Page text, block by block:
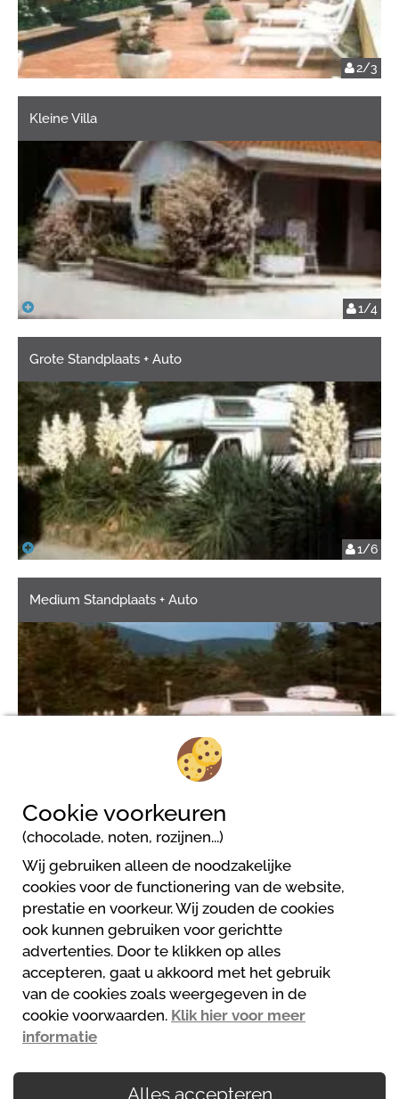
2/3
1/4
Kleine Villa
1/6
Grote Standplaats + Auto
Medium Standplaats + Auto
Camping Amiata
Via Roma, 15
58033 Castel Del Piano
00390564955107
bernabei@amiata.org
Cookie voorkeuren
(chocolade, noten, rozijnen...)
Wij gebruiken alleen de noodzakelijke
cookies voor de functionering van de website,
prestatie en voorkeur. Wij zouden de cookies
ook kunnen gebruiken voor gerichtte
advertenties. Door te klikken op alles
accepteren, gaat u akkoord met het gebruik
van de cookies zoals weergegeven in de
cookie voorwaarden. Klik hier voor meer
informatie
Alles accepteren